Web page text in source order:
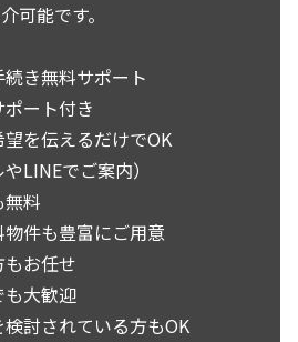
可能です。
き無料サポート
ート付き
を伝えるだけでOK
LINEでご案内）
料
件も豊富にご用意
お任せ
大歓迎
討されている方もOK